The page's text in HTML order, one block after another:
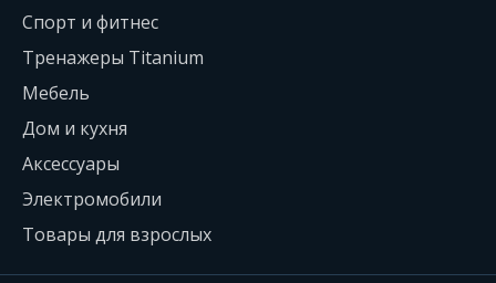
Спорт и фитнес
Тренажеры Titanium
Мебель
Дом и кухня
Аксессуары
Электромобили
Товары для взрослых